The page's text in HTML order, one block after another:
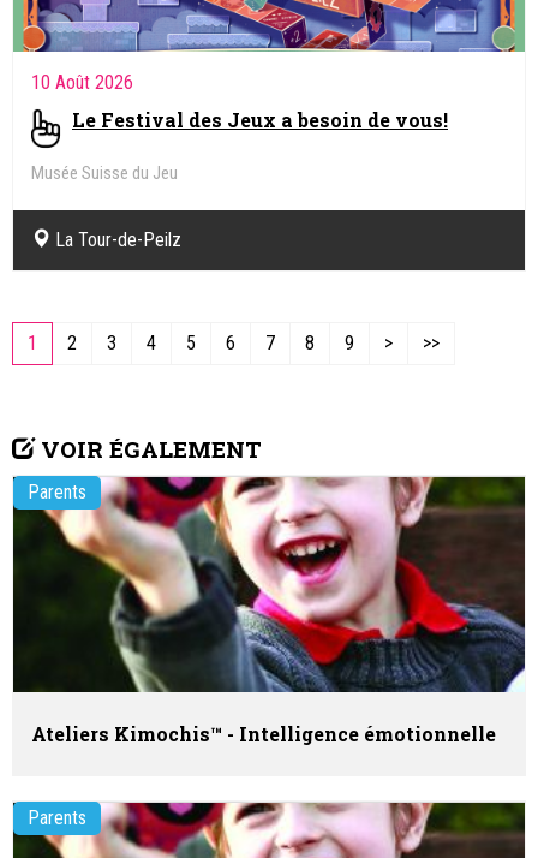
10 Août 2026
Le Festival des Jeux a besoin de vous!
Musée Suisse du Jeu
La Tour-de-Peilz
1 2 3 4 5 6 7 8 9 > >>
VOIR ÉGALEMENT
Parents
Ateliers Kimochis™ - Intelligence émotionnelle
Parents